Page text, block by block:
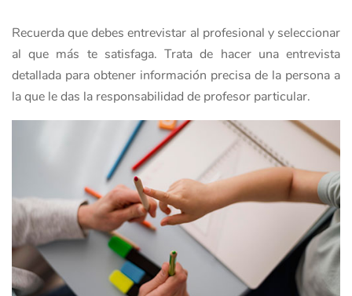
Recuerda que debes entrevistar al profesional y seleccionar
al que más te satisfaga. Trata de hacer una entrevista
detallada para obtener información precisa de la persona a
la que le das la responsabilidad de profesor particular.